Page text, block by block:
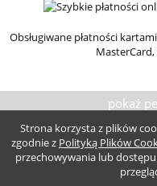
Strona korzysta z plików
zgodnie z Polityką Plików
przechowywania lub
Obsługiwane płatności
pokaż
Sklep internetowy